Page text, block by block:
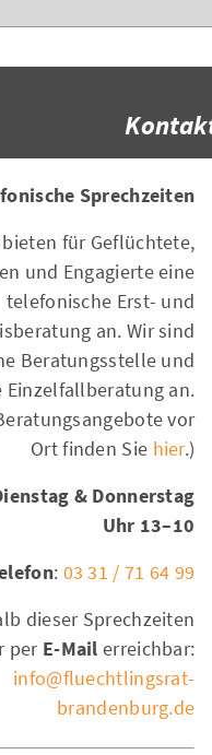
Sprechzeiten
bieten für Geflüchtete,
und Engagierte eine
telefonische Erst- und
an. Wir sind
Beratungsstelle und
Einzelfallberatung an.
vor
Ort finden Sie hier.)
& Donnerstag
10–13 Uhr
: 03 31 / 71 64 99
dieser Sprechzeiten
per E-Mail erreichbar:
info@fluechtlingsrat-
brandenburg.de